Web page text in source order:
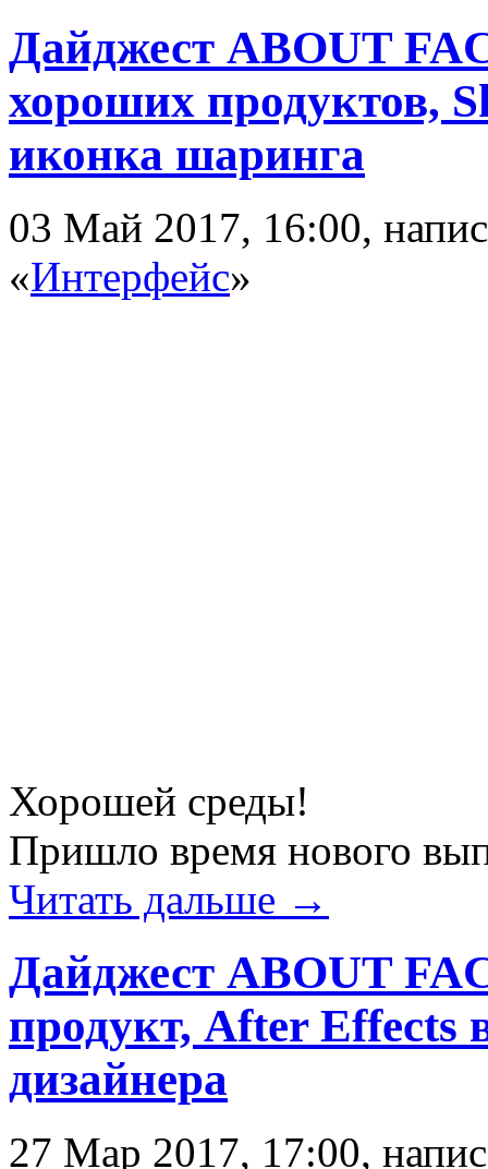
Дайджест ABOUT
хороших продуктов,
иконка шаринга
03 Май 2017, 16:00,
«Интерфейс»
Хорошей среды!
Пришло время нового
Читать дальше →
Дайджест ABOUT
продукт, After Effects
дизайнера
27 Мар 2017, 17:00,